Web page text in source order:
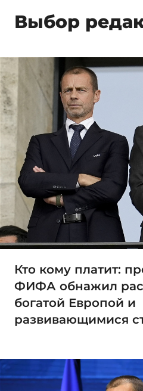
Выбор
Кто кому платит:
ФИФА обнажил
богатой Европой и
развивающимися